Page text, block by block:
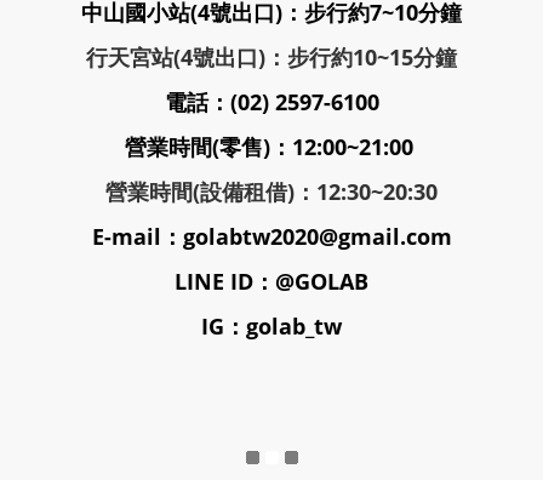
中山國小站(4號出口)：步行約7~10分鐘
行天宮站(4號出口)：步行約10~15分鐘
電話：(02) 2597-6100
營業時間(零售)：12:00~21:00
營業時間(設備租借)：12:30~20:30
E-mail：golabtw2020@gmail.com
LINE ID：@GOLAB
IG：golab_tw